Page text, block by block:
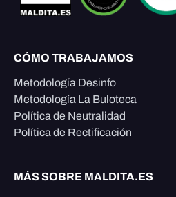
CÓMO TRABAJAMOS
Metodología Desinfo
Metodología La Buloteca
Política de Neutralidad
Política de Rectificación
MÁS SOBRE MALDITA.ES